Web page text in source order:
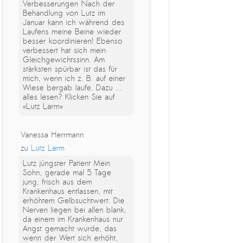
Verbesserungen Nach der
Behandlung von Lutz im
Januar kann ich während des
Laufens meine Beine wieder
besser koordinieren! Ebenso
verbessert hat sich mein
Gleichgewichtssinn. Am
stärksten spürbar ist das für
mich, wenn ich z. B. auf einer
Wiese bergab laufe. Dazu ...
alles lesen? Klicken Sie auf
«Lutz Larm»
Vanessa Herrmann
zu Lutz Larm
Lutz jüngster Patient Mein
Sohn, gerade mal 5 Tage
jung, frisch aus dem
Krankenhaus entlassen, mit
erhöhtem Gelbsuchtwert. Die
Nerven liegen bei allen blank,
da einem im Krankenhaus nur
Angst gemacht wurde, das
wenn der Wert sich erhöht,